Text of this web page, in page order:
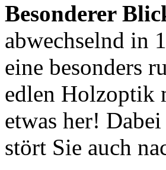
Besonderer
abwechselnd in
eine besonders
edlen Holzoptik
etwas her!
stört Sie auch